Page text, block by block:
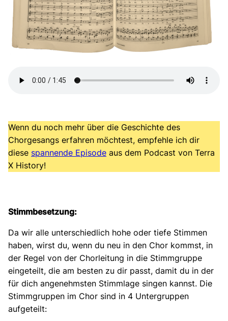
Wenn du noch mehr über die Geschichte des
Chorgesangs erfahren möchtest, empfehle ich dir
diese spannende Episode aus dem Podcast von Terra
X History!
Stimmbesetzung:
Da wir alle unterschiedlich hohe oder tiefe Stimmen
haben, wirst du, wenn du neu in den Chor kommst, in
der Regel von der Chorleitung in die Stimmgruppe
eingeteilt, die am besten zu dir passt, damit du in der
für dich angenehmsten Stimmlage singen kannst. Die
Stimmgruppen im Chor sind in 4 Untergruppen
aufgeteilt: